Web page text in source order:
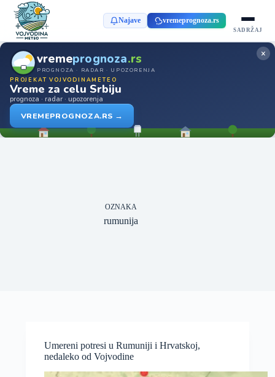
Najave vremeprognoza.rs
SADRŽAJ
vremeprognoza.rs
PROGNOZA · RADAR · UPOZORENJA
PROJEKAT VOJVODINAMETEO
Vreme za celu Srbiju
prognoza · radar · upozorenja
VREMEPROGNOZA.RS →
×
OZNAKA
rumunija
Umereni potresi u Rumuniji i Hrvatskoj,
nedaleko od Vojvodine